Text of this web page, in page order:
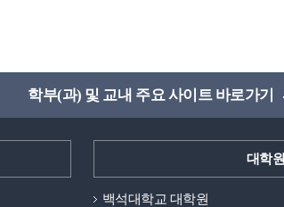
학부(과) 및 교내 주요 사이트 바로가기
대학원
백석대학교 대학원